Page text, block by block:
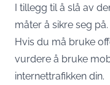
I tillegg til å slå av
måter å sikre seg på.
Hvis du må bruke
vurdere å bruke
internettrafikken din.